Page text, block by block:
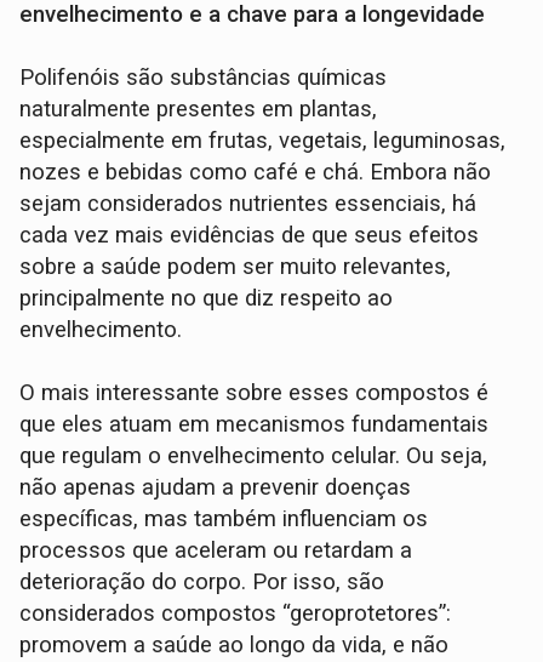
envelhecimento e a chave para a longevidade
Polifenóis são substâncias químicas
naturalmente presentes em plantas,
especialmente em frutas, vegetais, leguminosas,
nozes e bebidas como café e chá. Embora não
sejam considerados nutrientes essenciais, há
cada vez mais evidências de que seus efeitos
sobre a saúde podem ser muito relevantes,
principalmente no que diz respeito ao
envelhecimento.
O mais interessante sobre esses compostos é
que eles atuam em mecanismos fundamentais
que regulam o envelhecimento celular. Ou seja,
não apenas ajudam a prevenir doenças
específicas, mas também influenciam os
processos que aceleram ou retardam a
deterioração do corpo. Por isso, são
considerados compostos “geroprotetores”:
promovem a saúde ao longo da vida, e não